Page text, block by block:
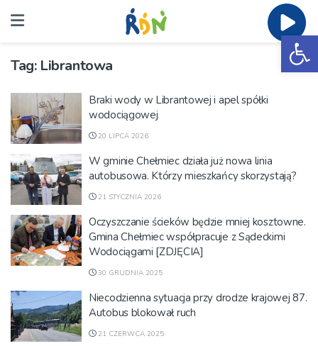
Tag: Librantowa
Braki wody w Librantowej i apel spółki
wodociągowej
20 LIPCA 2026
W gminie Chełmiec działa już nowa linia
autobusowa. Którzy mieszkańcy skorzystają?
21 STYCZNIA 2026
Oczyszczanie ścieków będzie mniej kosztowne.
Gmina Chełmiec współpracuje z Sądeckimi
Wodociągami [ZDJĘCIA]
30 GRUDNIA 2025
Niecodzienna sytuacja przy drodze krajowej 87.
Autobus blokował ruch
21 CZERWCA 2025